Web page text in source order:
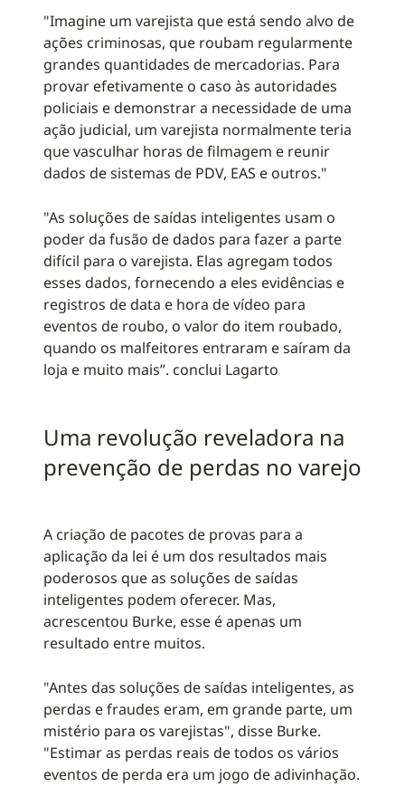
"Imagine um varejista que está sendo alvo de
ações criminosas, que roubam regularmente
grandes quantidades de mercadorias. Para
provar efetivamente o caso às autoridades
policiais e demonstrar a necessidade de uma
ação judicial, um varejista normalmente teria
que vasculhar horas de filmagem e reunir
dados de sistemas de PDV, EAS e outros."
"As soluções de saídas inteligentes usam o
poder da fusão de dados para fazer a parte
difícil para o varejista. Elas agregam todos
esses dados, fornecendo a eles evidências e
registros de data e hora de vídeo para
eventos de roubo, o valor do item roubado,
quando os malfeitores entraram e saíram da
loja e muito mais”. conclui Lagarto
Uma revolução reveladora na
prevenção de perdas no varejo
A criação de pacotes de provas para a
aplicação da lei é um dos resultados mais
poderosos que as soluções de saídas
inteligentes podem oferecer. Mas,
acrescentou Burke, esse é apenas um
resultado entre muitos.
"Antes das soluções de saídas inteligentes, as
perdas e fraudes eram, em grande parte, um
mistério para os varejistas", disse Burke.
"Estimar as perdas reais de todos os vários
eventos de perda era um jogo de adivinhação.